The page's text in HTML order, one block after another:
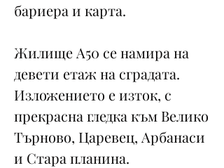
бариера и карта.
Жилище А50 се намира на
девети етаж на сградата.
Изложението е изток, с
прекрасна гледка към Велико
Търново, Царевец, Арбанаси
и Стара планина.